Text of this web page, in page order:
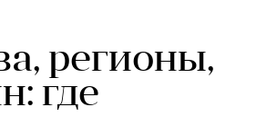
регионы,
где